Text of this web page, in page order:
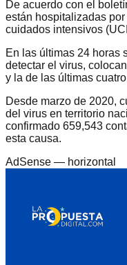
De acuerdo con el
están hospitalizadas
cuidados intensivos
En las últimas 24 horas
detectar el virus,
y la de las últimas
Desde marzo de 2020,
del virus en territorio
confirmado 659,543
esta causa.
AdSense — horizontal